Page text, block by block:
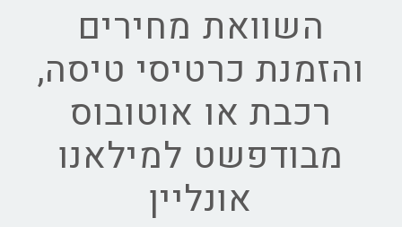
השוואת מחירים
והזמנת כרטיסי טיסה,
רכבת או אוטובוס
מבודפשט למילאנו
אונליין